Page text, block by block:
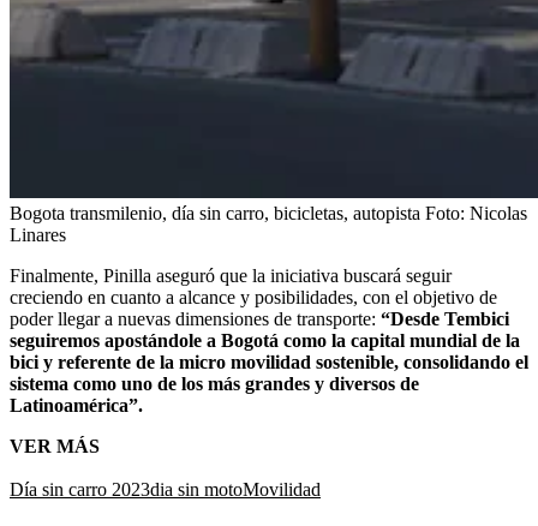
Bogota transmilenio, día sin carro, bicicletas, autopista Foto: Nicolas
Linares
Finalmente, Pinilla aseguró que la iniciativa buscará seguir
creciendo en cuanto a alcance y posibilidades, con el objetivo de
poder llegar a nuevas dimensiones de transporte: “Desde Tembici
seguiremos apostándole a Bogotá como la capital mundial de la
bici y referente de la micro movilidad sostenible, consolidando el
sistema como uno de los más grandes y diversos de
Latinoamérica”.
VER MÁS
Día sin carro 2023dia sin motoMovilidad